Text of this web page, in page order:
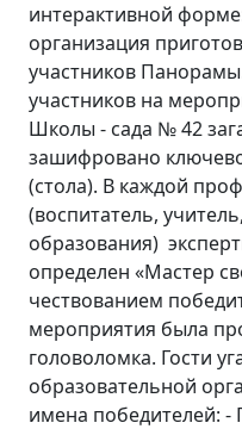
интерактивной
организация
участников
участников на
Школы - сада № 42
зашифровано
(стола). В каждой
(воспитатель,
образования)
определен «Мастер
чествованием
мероприятия была
головоломка. Гости
образовательной
имена победителей: